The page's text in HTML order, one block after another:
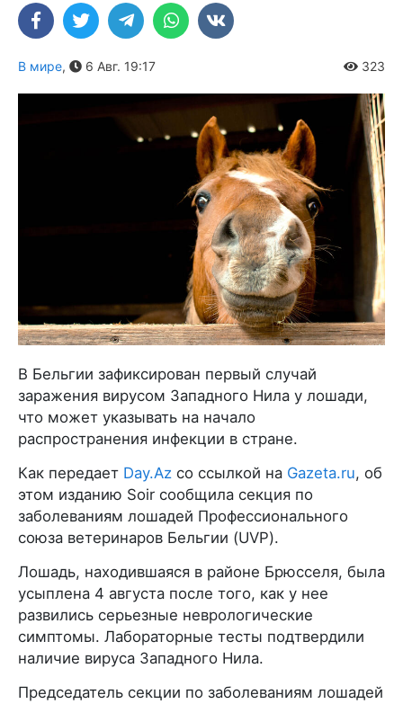
В мире, 6 Авг. 19:17 323
В Бельгии зафиксирован первый случай
заражения вирусом Западного Нила у лошади,
что может указывать на начало
распространения инфекции в стране.
Как передает Day.Az со ссылкой на Gazeta.ru, об
этом изданию Soir сообщила секция по
заболеваниям лошадей Профессионального
союза ветеринаров Бельгии (UVP).
Лошадь, находившаяся в районе Брюсселя, была
усыплена 4 августа после того, как у нее
развились серьезные неврологические
симптомы. Лабораторные тесты подтвердили
наличие вируса Западного Нила.
Председатель секции по заболеваниям лошадей